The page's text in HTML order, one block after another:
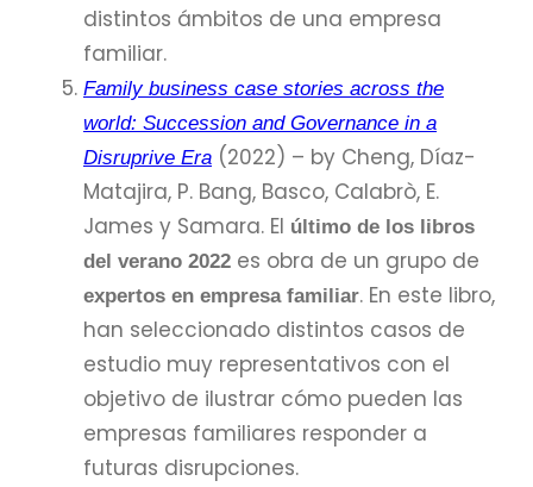
distintos ámbitos de una empresa
familiar.
Family business case stories across the
world: Succession and Governance in a
Disruprive Era (2022) – by Cheng, Díaz-
Matajira, P. Bang, Basco, Calabrò, E.
James y Samara. El último de los libros
del verano 2022 es obra de un grupo de
expertos en empresa familiar. En este libro,
han seleccionado distintos casos de
estudio muy representativos con el
objetivo de ilustrar cómo pueden las
empresas familiares responder a
futuras disrupciones.